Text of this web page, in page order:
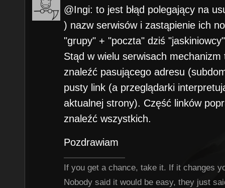
@Ingi: to jest błąd polegający na
) nazw serwisów i zastąpienie ich
"grupy" + "poczta" dziś
Stąd w wielu serwisach
znaleźć pasującego adresu
pusty link (a przeglądarki
aktualnej strony). Część linków
znaleźć wszystkich.
Pozdrawiam
If you get a chance, take it. If it changes
Nobody said it would be easy, they just